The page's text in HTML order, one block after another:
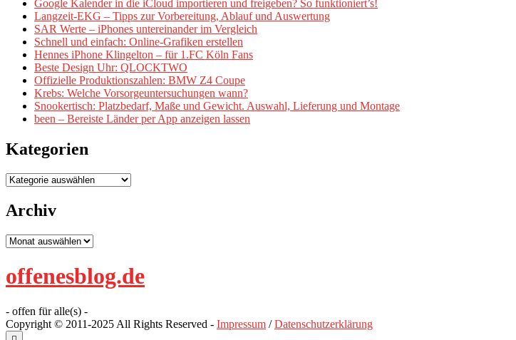
Google Kalender in die iCloud importieren und freigeben? So funktioniert’s!
Langzeit-EKG – Tipps zur Vorbereitung, Ablauf und Auswertung
SAR Werte – iPhones untereinander im Vergleich
Schnell und einfach: Online-Grafiken erstellen
Hennes iPhone Klingelton – für 1.FC Köln Fans
Beste Design Uhr: QLOCKTWO
Offizielle Produktionszahlen: BMW Z4 Coupe
Krebs: Welche Vorsorgeuntersuchungen wann?
Snookertisch: Platzbedarf, Maße und Gewicht. Auswahl, Lieferung und Montage
been – Bereiste Länder per App anzeigen lassen
Kategorien
Kategorien
Archiv
Archiv
offenesblog.de
- offen für alle(s) -
Copyright © 2011-2025 All Rights Reserved - Impressum /Datenschutzerklärung
Scroll